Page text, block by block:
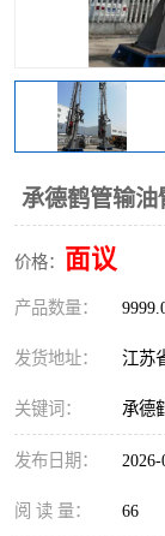
承德鹤管输油
价格： 面议
产品数量：
发货地址： 江苏
关键词： 承德
发布日期：
阅 读 量： 66